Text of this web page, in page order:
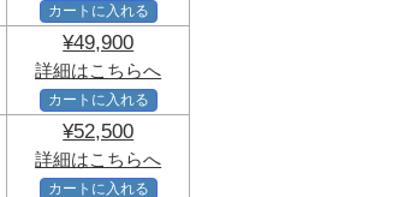
カートに入れる
¥49,900
詳細はこちらへ
カートに入れる
¥52,500
詳細はこちらへ
カートに入れる